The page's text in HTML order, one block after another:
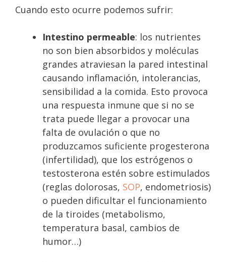
Cuando esto ocurre podemos sufrir:
Intestino permeable: los nutrientes
no son bien absorbidos y moléculas
grandes atraviesan la pared intestinal
causando inflamación, intolerancias,
sensibilidad a la comida. Esto provoca
una respuesta inmune que si no se
trata puede llegar a provocar una
falta de ovulación o que no
produzcamos suficiente progesterona
(infertilidad), que los estrógenos o
testosterona estén sobre estimulados
(reglas dolorosas, SOP, endometriosis)
o pueden dificultar el funcionamiento
de la tiroides (metabolismo,
temperatura basal, cambios de
humor…)